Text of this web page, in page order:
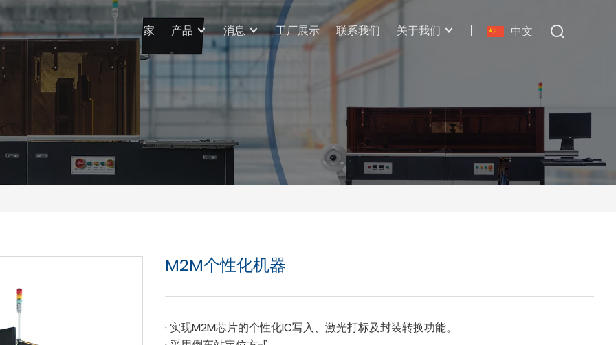
中文
家 产品 消息 工厂展示 联系我们 关于我们
M2M个性化机器
· 实现M2M芯片的个性化IC写入、激光打标及封装转换功能。